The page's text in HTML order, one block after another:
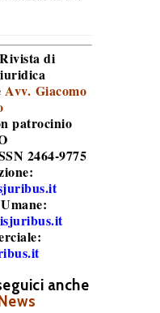
di
Avv. Giacomo
patrocinio
2464-9775
anche